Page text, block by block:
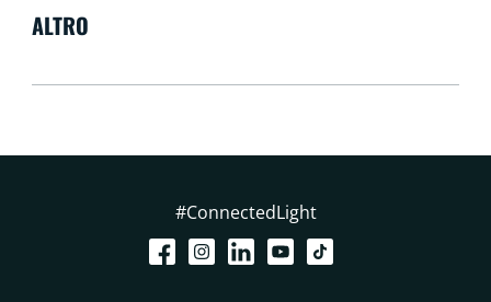
ALTRO
#ConnectedLight